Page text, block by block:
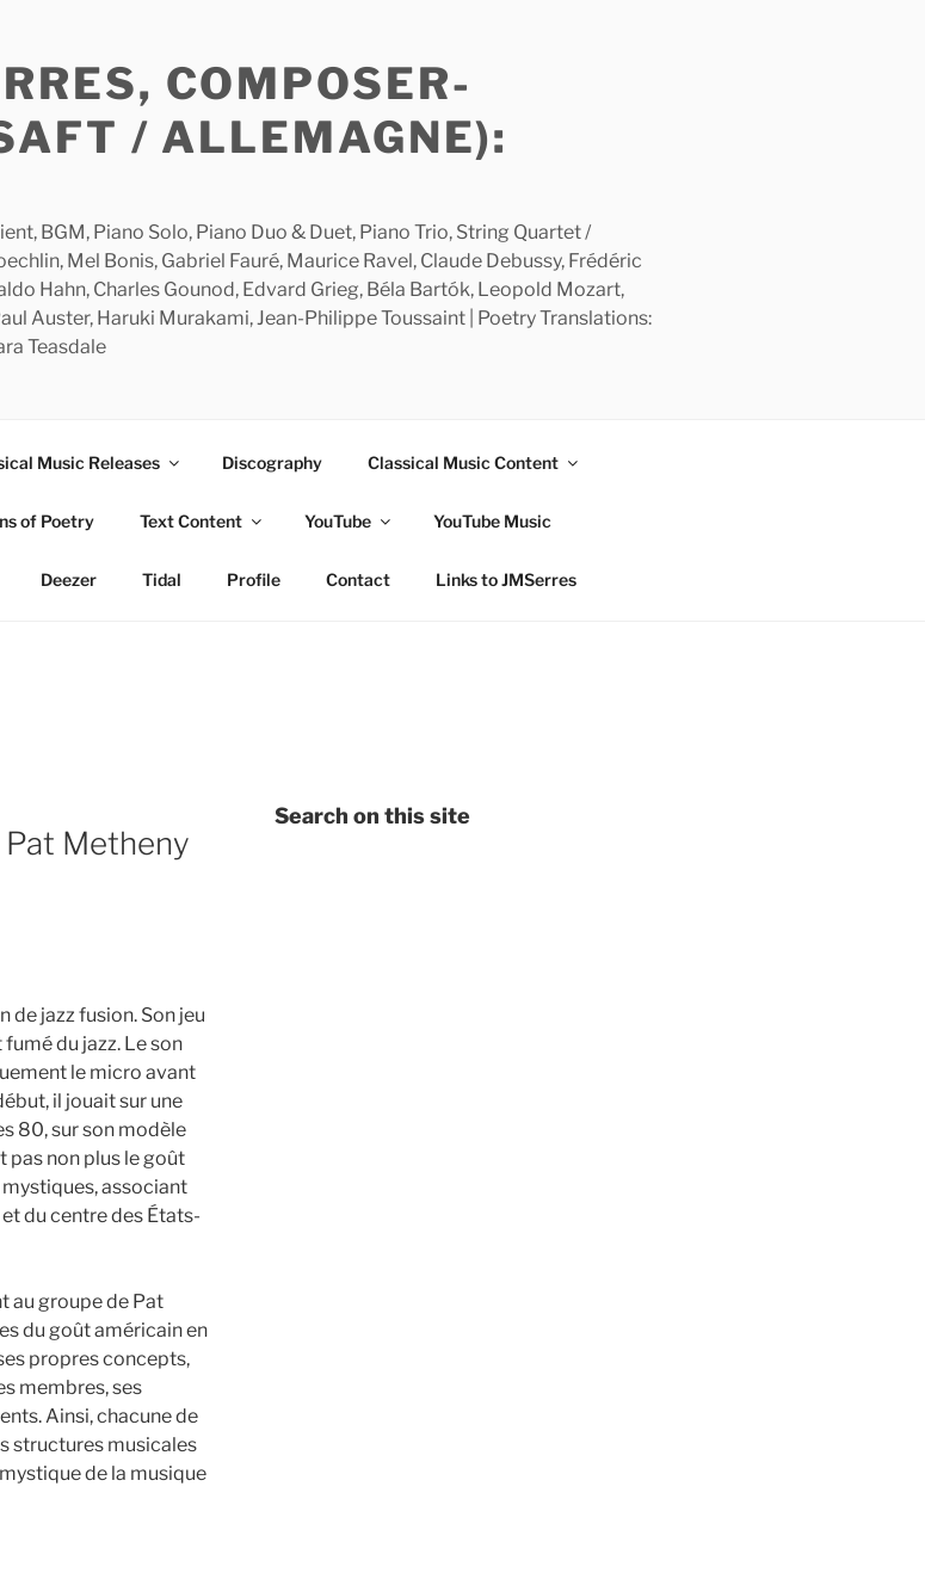
COMPOSER-
/ ALLEMAGNE):
BGM, Piano Solo, Piano Duo & Duet, Piano Trio, String Quartet /
Mel Bonis, Gabriel Fauré, Maurice Ravel, Claude Debussy, Frédéric
Hahn, Charles Gounod, Edvard Grieg, Béla Bartók, Leopold Mozart,
Auster, Haruki Murakami, Jean-Philippe Toussaint | Poetry Translations:
Teasdale
Music Releases Discography Classical Music Content
of Poetry Text Content YouTube YouTube Music
Deezer Tidal Profile Contact Links to JMSerres
Metheny
de jazz fusion. Son jeu
du jazz. Le son
le micro avant
il jouait sur une
80, sur son modèle
pas non plus le goût
associant
du centre des États-
au groupe de Pat
du goût américain en
propres concepts,
membres, ses
Ainsi, chacune de
structures musicales
de la musique
Search on this site